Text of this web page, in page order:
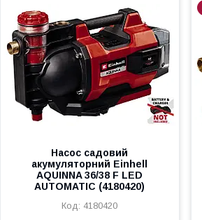
Насос садовий
акумуляторний Einhell
AQUINNA 36/38 F LED
AUTOMATIC (4180420)
4180420